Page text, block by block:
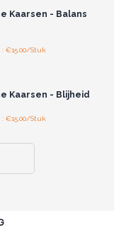
Kaarsen - Balans
€15.00/Stuk
Kaarsen - Blijheid
€15.00/Stuk